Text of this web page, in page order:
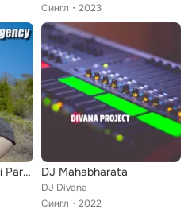
Сингл
2023
Dj Emergency Melodi Party intr DJ Mahabharata
DJ Divana
Сингл
2022